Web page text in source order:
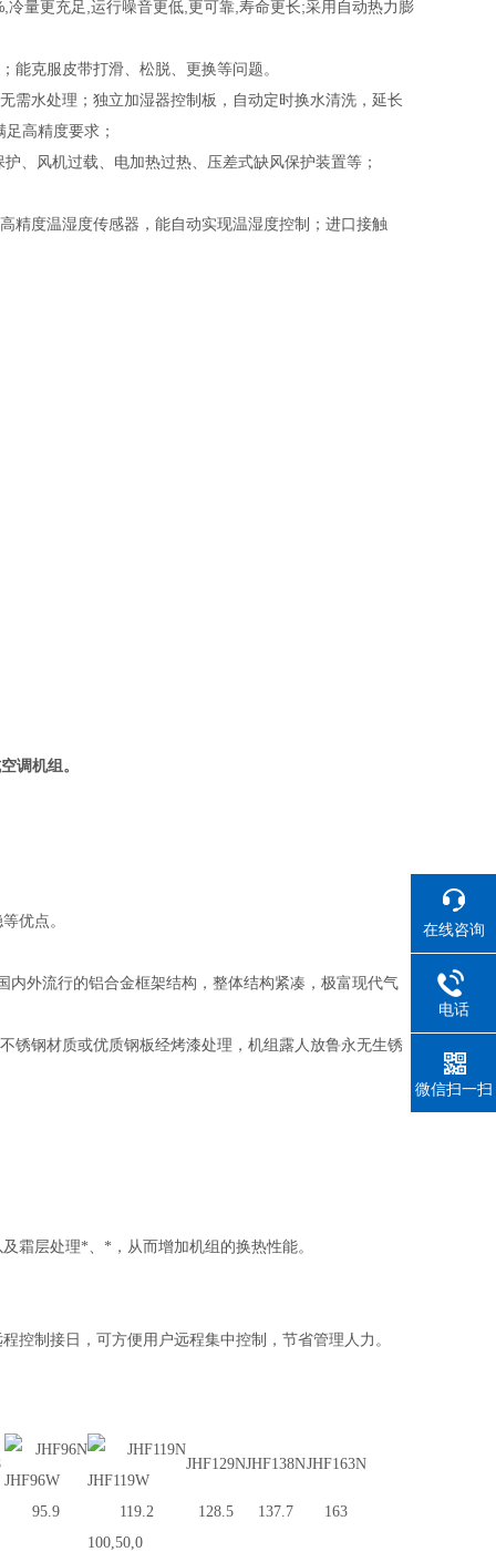
量更充足,运行噪音更低,更可靠,寿命更长;采用自动热力膨
能克服皮带打滑、松脱、更换等问题。
需水处理；独立加湿器控制板，自动定时换水清洗，延长
高精度要求；
、风机过载、电加热过热、压差式缺风保护装置等；
精度温湿度传感器，能自动实现温湿度控制；进口接触
调机组。
优点。
外流行的铝合金框架结构，整体结构紧凑，极富现代气
锈钢材质或优质钢板经烤漆处理，机组露人放鲁永无生锈
霜层处理*、*，从而增加机组的换热性能。
控制接日，可方便用户远程集中控制，节省管理人力。
JHF96N
JHF96W
JHF119N
JHF119W
JHF129NJHF138NJHF163N
95.9 119.2 128.5 137.7
163
100,50,0
在线咨询
电话
微信扫一扫